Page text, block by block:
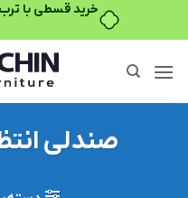
۴ قسط، بدون کارمزد
صندلی